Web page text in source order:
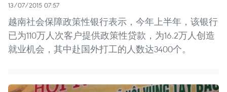
13/07/2015 07:57
越南社会保障政策性银行表示，今年上半年，该银行
已为110万人次客户提供政策性贷款，为16.2万人创造
就业机会，其中赴国外打工的人数达3400个。